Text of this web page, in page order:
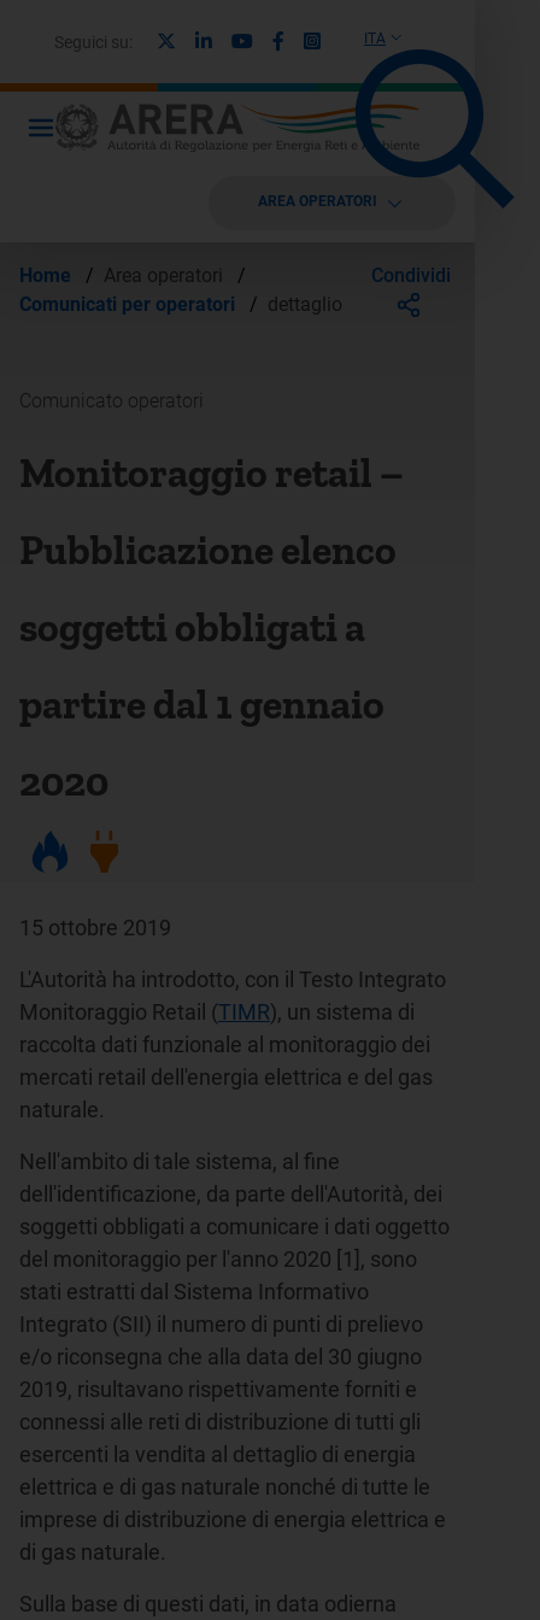
ITA
Seguici su: LinkedinYoutubeFacebook
Instagram
AREA OPERATORI
Home / Area operatori
/
Comunicati per operatori
/ dettaglio
Condividi
Comunicato operatori
Monitoraggio retail –
Pubblicazione elenco
soggetti obbligati a
partire dal 1 gennaio
2020
15 ottobre 2019
L'Autorità ha introdotto, con il Testo Integrato
Monitoraggio Retail (TIMR), un sistema di
raccolta dati funzionale al monitoraggio dei
mercati retail dell'energia elettrica e del gas
naturale.
Nell'ambito di tale sistema, al fine
dell'identificazione, da parte dell'Autorità, dei
soggetti obbligati a comunicare i dati oggetto
del monitoraggio per l'anno 2020 [1], sono
stati estratti dal Sistema Informativo
Integrato (SII) il numero di punti di prelievo
e/o riconsegna che alla data del 30 giugno
2019, risultavano rispettivamente forniti e
connessi alle reti di distribuzione di tutti gli
esercenti la vendita al dettaglio di energia
elettrica e di gas naturale nonché di tutte le
imprese di distribuzione di energia elettrica e
di gas naturale.
Sulla base di questi dati, in data odierna